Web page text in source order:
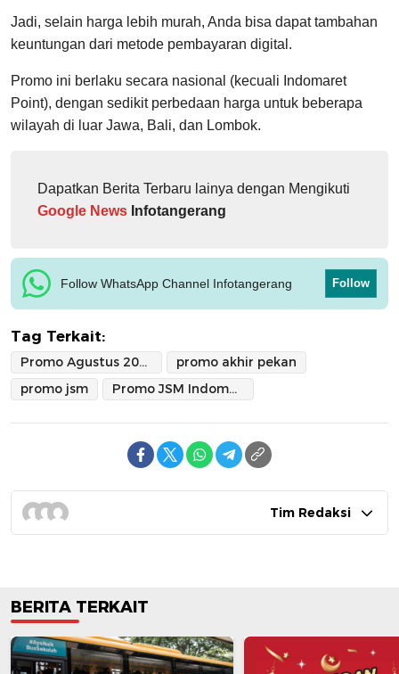
Jadi, selain harga lebih murah, Anda bisa dapat tambahan
keuntungan dari metode pembayaran digital.
Promo ini berlaku secara nasional (kecuali Indomaret
Point), dengan sedikit perbedaan harga untuk beberapa
wilayah di luar Jawa, Bali, dan Lombok.
Dapatkan Berita Terbaru lainya dengan Mengikuti
Google News Infotangerang
Follow WhatsApp Channel Infotangerang Follow
Tag Terkait:
Promo Agustus 2025
promo akhir pekan
promo jsm
Promo JSM Indomaret
Tim Redaksi
BERITA TERKAIT